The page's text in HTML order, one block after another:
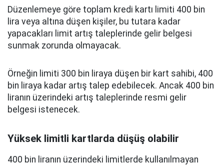
Düzenlemeye göre toplam kredi kartı limiti 400 bin
lira veya altına düşen kişiler, bu tutara kadar
yapacakları limit artış taleplerinde gelir belgesi
sunmak zorunda olmayacak.
Örneğin limiti 300 bin liraya düşen bir kart sahibi, 400
bin liraya kadar artış talep edebilecek. Ancak 400 bin
liranın üzerindeki artış taleplerinde resmi gelir
belgesi istenecek.
Yüksek limitli kartlarda düşüş olabilir
400 bin liranın üzerindeki limitlerde kullanılmayan